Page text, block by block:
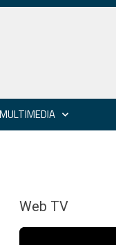
MULTIMEDIA
Web TV